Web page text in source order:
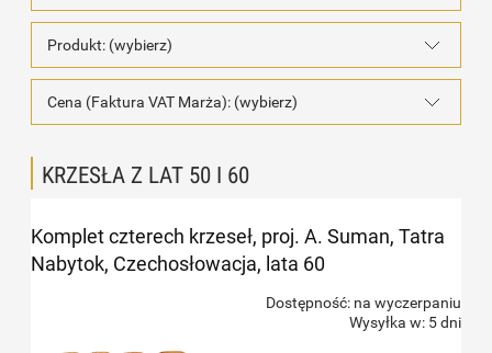
Produkt: (wybierz)
Cena (Faktura VAT Marża): (wybierz)
KRZESŁA Z LAT 50 I 60
Komplet czterech krzeseł, proj. A. Suman, Tatra
Nabytok, Czechosłowacja, lata 60
Dostępność: na wyczerpaniu
Wysyłka w: 5 dni